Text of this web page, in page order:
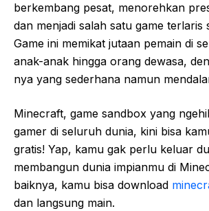
berkembang pesat, menorehkan
dan menjadi salah satu game terlaris
Game ini memikat jutaan pemain di
anak-anak hingga orang dewasa,
nya yang sederhana namun
Minecraft, game sandbox yang
gamer di seluruh dunia, kini bisa
gratis! Yap, kamu gak perlu keluar
membangun dunia impianmu di
baiknya, kamu bisa download
dan langsung main.